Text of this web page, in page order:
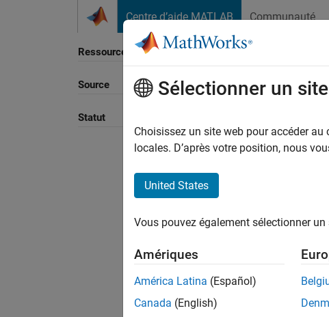
Centre d’aide MATLAB Communauté
Ressource
Source
Statut
Trier par
Sélectionner un
Choisissez un site web pour accéder
locales. D’après votre position, nous
United States
Vous pouvez également sélectionner
Amériques
América Latina (Español)
Canada (English)